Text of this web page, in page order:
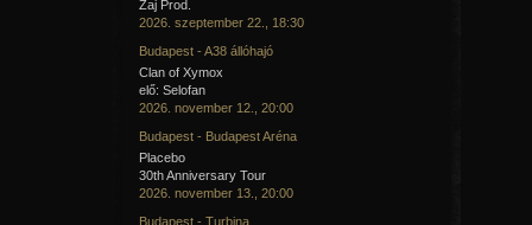
Zaj Prod.
2026. szeptember 22., 18:30
Budapest - A38 állóhajó
Clan of Xymox
elő: Selofan
2026. november 12., 20:00
Budapest - Budapest Aréna
Placebo
30th Anniversary Tour
2026. november 13., 20:00
Budapest - Turbina